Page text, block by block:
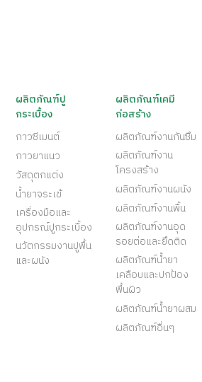
ผลิตภัณฑ์ปู
กระเบื้อง
กาวซีเมนต์
กาวยาแนว
วัสดุตกแต่ง
น้ำยาจระเข้
เครื่องมือและ
อุปกรณ์ปูกระเบื้อง
นวัตกรรมงานปูพื้น
และผนัง
ผลิตภัณฑ์เคมี
ก่อสร้าง
ผลิตภัณฑ์งานกันซึม
ผลิตภัณฑ์งาน
โครงสร้าง
ผลิตภัณฑ์งานผนัง
ผลิตภัณฑ์งานพื้น
ผลิตภัณฑ์งานอุด
รอยต่อและยึดติด
ผลิตภัณฑ์น้ำยา
เคลือบและปกป้อง
พื้นผิว
ผลิตภัณฑ์น้ำยาผสม
ผลิตภัณฑ์อื่นๆ